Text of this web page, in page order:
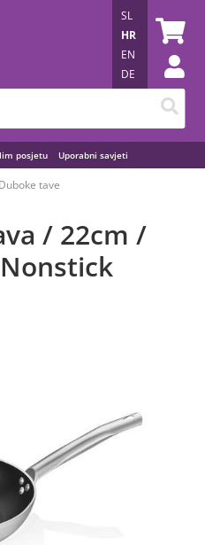
posjetu Uporabni savjeti
SL
HR
EN
DE
Duboke tave
/ 22cm /